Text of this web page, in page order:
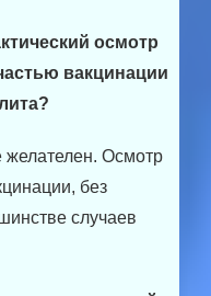
осмотр
вакцинации
желателен. Осмотр
без
случаев